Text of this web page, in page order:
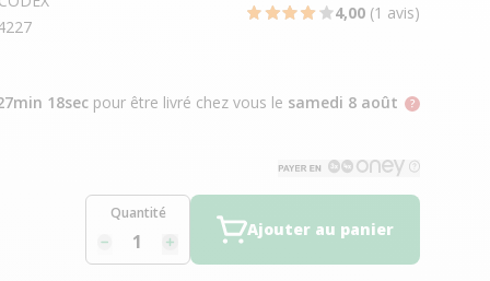
4,00 (1 avis)
17secpour être livré chez vous le samedi 8 août
Quantité
Ajouter au panier